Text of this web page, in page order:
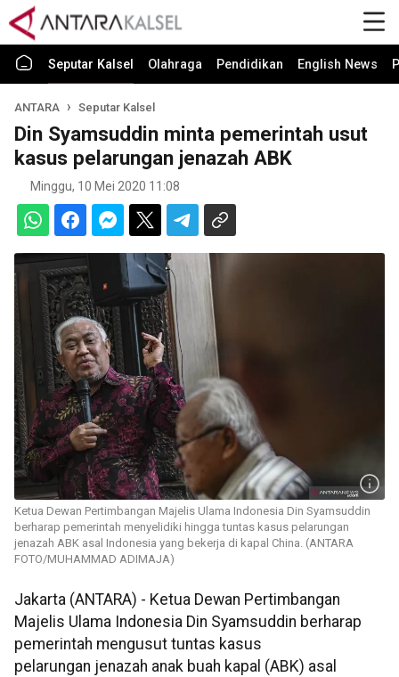
Seputar Kalsel Olahraga Pendidikan English News
ANTARA Seputar Kalsel
Din Syamsuddin minta pemerintah usut
kasus pelarungan jenazah ABK
Minggu, 10 Mei 2020 11:08
Ketua Dewan Pertimbangan Majelis Ulama Indonesia Din Syamsuddin
berharap pemerintah menyelidiki hingga tuntas kasus pelarungan
jenazah ABK asal Indonesia yang bekerja di kapal China. (ANTARA
FOTO/MUHAMMAD ADIMAJA)
Jakarta (ANTARA) - Ketua Dewan Pertimbangan
Majelis Ulama Indonesia Din Syamsuddin berharap
pemerintah mengusut tuntas kasus
pelarungan jenazah anak buah kapal (ABK) asal